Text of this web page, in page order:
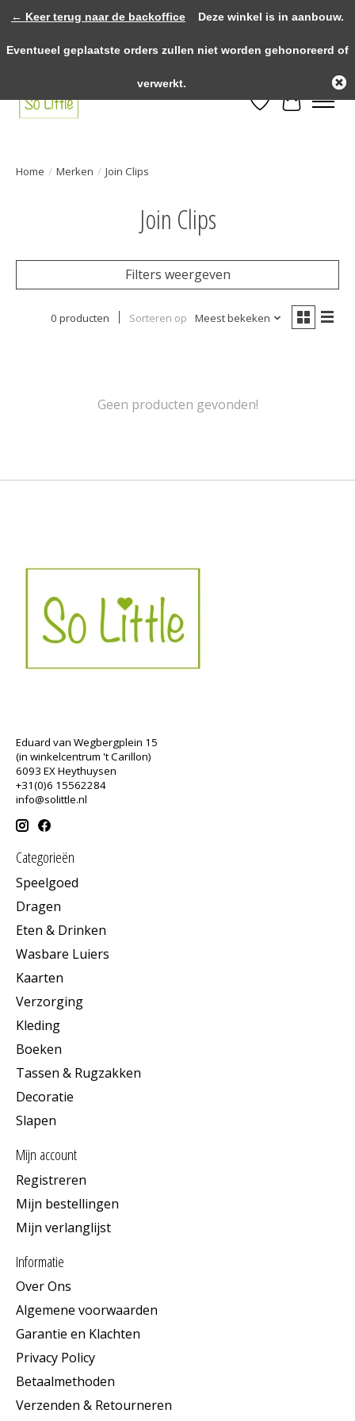
vanaf €75,- binnen NL! >>>> Fysieke winkel in Heythuysen!
Verlanglijst
Home / Merken / Join Clips
Join Clips
Filters weergeven
0 producten Sorteren op Meest bekeken
Geen producten gevonden!
Eduard van Wegbergplein 15
(in winkelcentrum 't Carillon)
6093 EX Heythuysen
+31(0)6 15562284
info@solittle.nl
Categorieën
Speelgoed
Dragen
Eten & Drinken
Wasbare Luiers
Kaarten
Verzorging
Kleding
Boeken
Tassen & Rugzakken
Decoratie
Slapen
Mijn account
Registreren
Mijn bestellingen
Mijn verlanglijst
Informatie
Over Ons
Algemene voorwaarden
Garantie en Klachten
Privacy Policy
Betaalmethoden
Verzenden & Retourneren
← Keer terug naar de backoffice Deze winkel is in aanbouw.
Eventueel geplaatste orders zullen niet worden gehonoreerd of
verwerkt.